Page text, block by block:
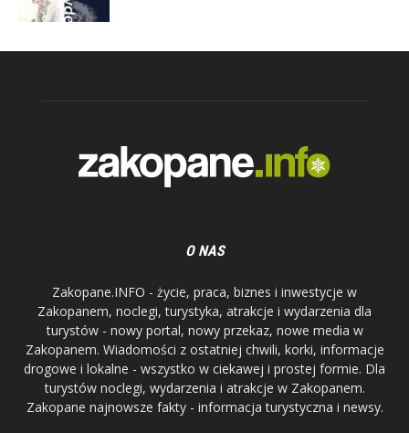
O NAS
Zakopane.INFO - życie, praca, biznes i inwestycje w
Zakopanem, noclegi, turystyka, atrakcje i wydarzenia dla
turystów - nowy portal, nowy przekaz, nowe media w
Zakopanem. Wiadomości z ostatniej chwili, korki, informacje
drogowe i lokalne - wszystko w ciekawej i prostej formie. Dla
turystów noclegi, wydarzenia i atrakcje w Zakopanem.
Zakopane najnowsze fakty - informacja turystyczna i newsy.